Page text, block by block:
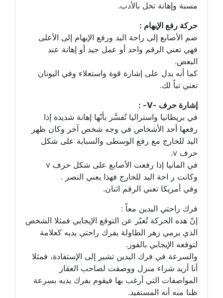
مسبة وإهانة تخل بالأدب.
حركة رفع الإبهام :
ضم الأصابع إلى راحة اليد ورفع الإبهام إلى الأعلى
فهي تعني الرقم واحد أو عمل جيد أو إهانة عند
البعض.
كما أنه يدل على إشارة قوة واستعلاء وفي اليونان
تعني تباً لك.
إشارة حرف -V- :
في بريطانيا واستراليا تُفسَّر بأنّها إهانة شديدة إذا
رفعها أحد الأشخاص في وجه شخص آخر وكان ظهر
اليد للخارج مع رفع الوسطى والسبابة على شكل
حرف v.
في المانيا إذا رفعت الأصابع على شكل حرف v
وكانت ر احة اليد للخارج فهذا يعني النصر .
وفي أمريكا تعني الرقم اثنان.
فرك راحتي اليدين معاً :
إنّ هذه الحركة تُعبّر عن التوقع الإيجابي فمثلا الشخص
الذي يرمي زهر الطاولة يفرك راحتي يديه كعلامة
لتوقعه الإيجابي بالفوز.
والسرعة في فرك اليدين تشير إلى الإستفادة، فمثلا
أنا أريد شراء منزل ووصفت لصاحب العقار
المواصفات التي أرغب بها فيقوم بفرك يديه بسرعة
ظنا منه أنه المستفيد.